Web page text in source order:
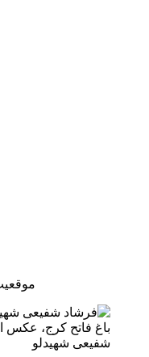
باغ فاتح کرج، عکس
شفیعی شهیدلو